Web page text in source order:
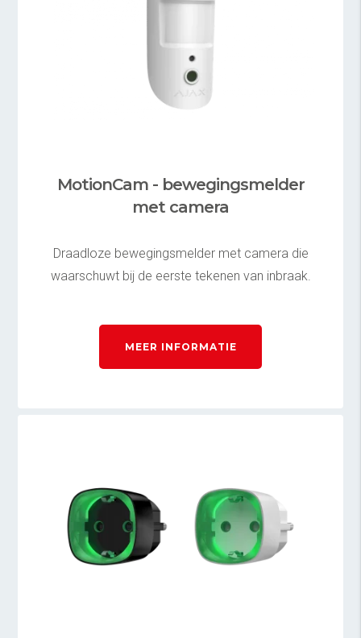
MotionCam - bewegingsmelder
met camera
Draadloze bewegingsmelder met camera die
waarschuwt bij de eerste tekenen van inbraak.
MEER INFORMATIE